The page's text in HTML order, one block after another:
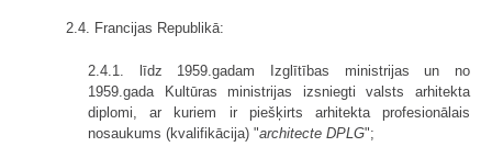
2.4. Francijas Republikā:
2.4.1. līdz 1959.gadam Izglītības ministrijas un no
1959.gada Kultūras ministrijas izsniegti valsts arhitekta
diplomi, ar kuriem ir piešķirts arhitekta profesionālais
nosaukums (kvalifikācija) "architecte DPLG";